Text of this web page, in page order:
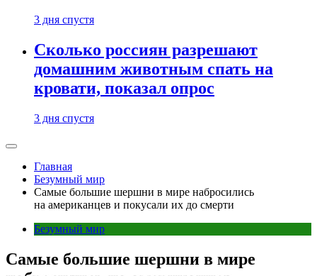
3 дня спустя
Сколько россиян разрешают
домашним животным спать на
кровати, показал опрос
3 дня спустя
Главная
Безумный мир
Самые большие шершни в мире набросились
на американцев и покусали их до смерти
Безумный мир
Самые большие шершни в мире